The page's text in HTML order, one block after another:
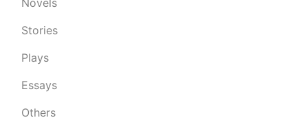
Novels
Stories
Plays
Essays
Others